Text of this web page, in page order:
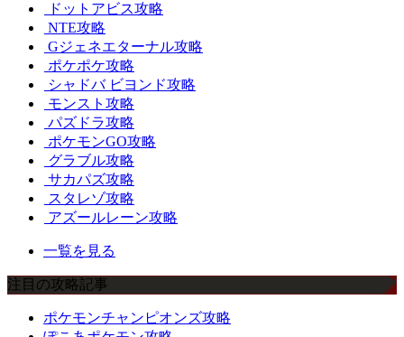
ドットアビス攻略
NTE攻略
Gジェネエターナル攻略
ポケポケ攻略
シャドバ ビヨンド攻略
モンスト攻略
パズドラ攻略
ポケモンGO攻略
グラブル攻略
サカパズ攻略
スタレゾ攻略
アズールレーン攻略
一覧を見る
注目の攻略記事
ポケモンチャンピオンズ攻略